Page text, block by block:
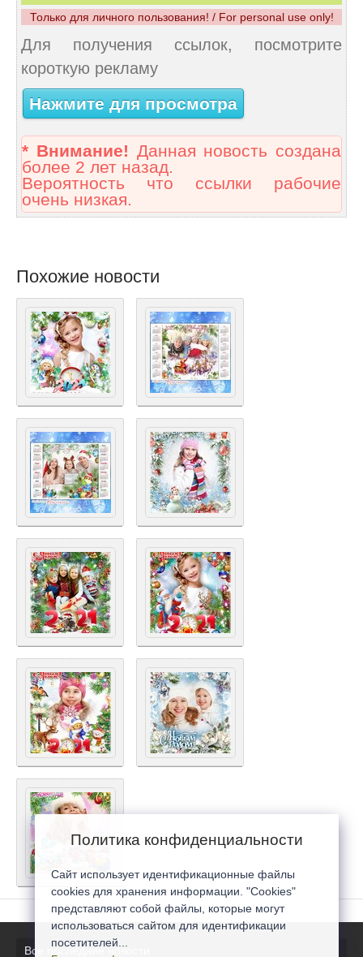
Только для личного пользования! / For personal use only!
Для получения ссылок, посмотрите
короткую рекламу
Нажмите для просмотра
* Внимание! Данная новость создана
более 2 лет назад.
Вероятность что ссылки рабочие
очень низкая.
Похожие новости
Все последние новости
Политика конфиденциальности
Сайт использует идентификационные файлы
cookies для хранения информации. "Cookies"
представляют собой файлы, которые могут
использоваться сайтом для идентификации
посетителей...